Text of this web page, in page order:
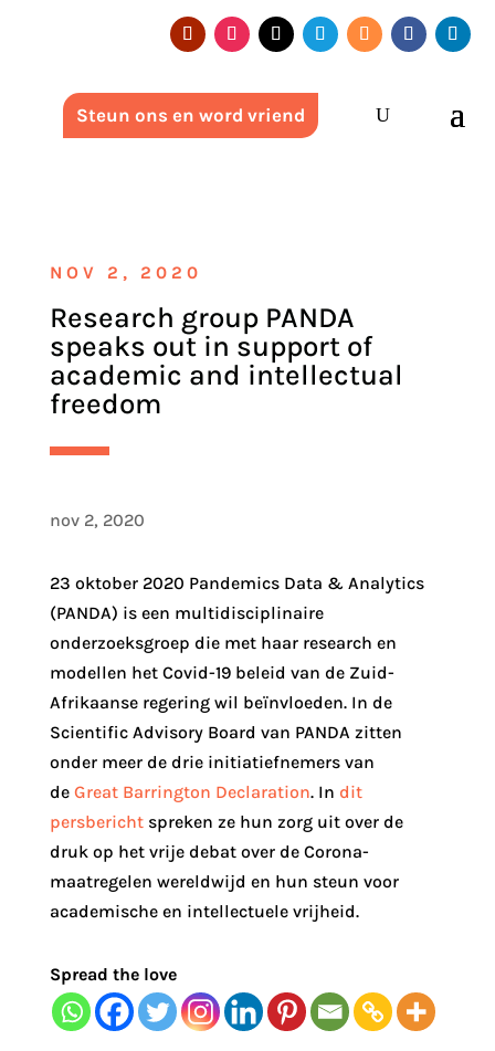
Steun ons en word vriend
NOV 2, 2020
Research group PANDA
speaks out in support of
academic and intellectual
freedom
nov 2, 2020
23 oktober 2020 Pandemics Data & Analytics
(PANDA) is een multidisciplinaire
onderzoeksgroep die met haar research en
modellen het Covid-19 beleid van de Zuid-
Afrikaanse regering wil beïnvloeden. In de
Scientific Advisory Board van PANDA zitten
onder meer de drie initiatiefnemers van
de Great Barrington Declaration. In dit
persberichtspreken ze hun zorg uit over de
druk op het vrije debat over de Corona-
maatregelen wereldwijd en hun steun voor
academische en intellectuele vrijheid.
Spread the love